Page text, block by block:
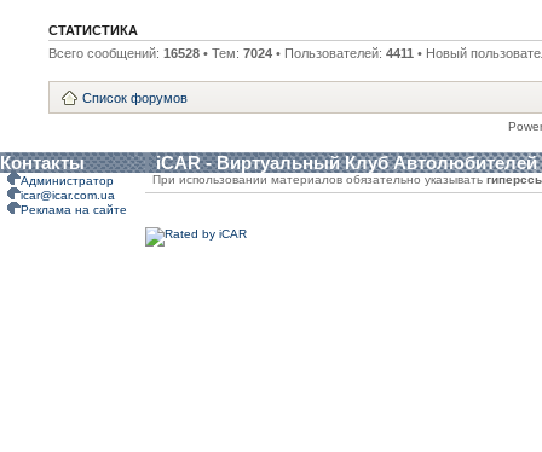
СТАТИСТИКА
Всего сообщений: 16528 • Тем: 7024 • Пользователей: 4411 • Новый
Список форумов
Контакты iCAR - Виртуальный Клуб Автолюбителей
Администратор
icar@icar.com.ua
Реклама на сайте
При использовании материалов обязательно указывать